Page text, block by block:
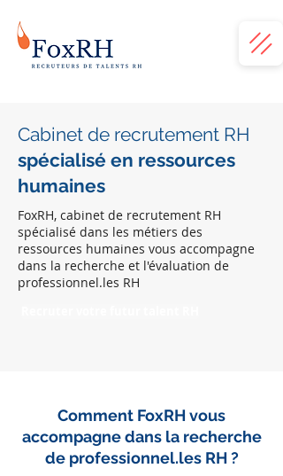
Cabinet de recrutement RH
spécialisé en ressources
humaines
FoxRH, cabinet de recrutement RH
spécialisé dans les métiers des
ressources humaines vous accompagne
dans la recherche et l'évaluation de
professionnel.les RH
Comment FoxRH vous
accompagne dans la recherche
de professionnel.les RH ?